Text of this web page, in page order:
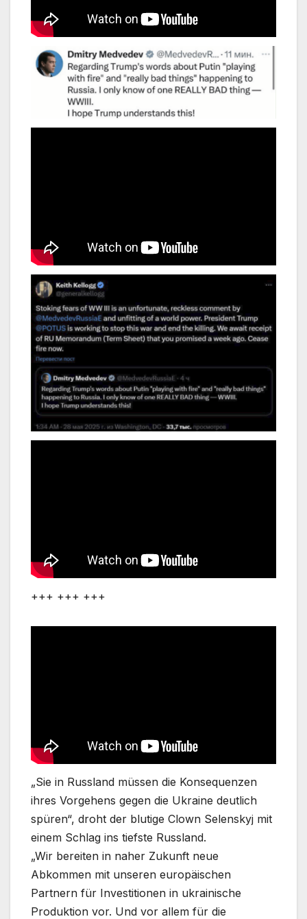
+++ +++ +++
„Sie in Russland müssen die Konsequenzen
ihres Vorgehens gegen die Ukraine deutlich
spüren“, droht der blutige Clown Selenskyj mit
einem Schlag ins tiefste Russland.
„Wir bereiten in naher Zukunft neue
Abkommen mit unseren europäischen
Partnern für Investitionen in ukrainische
Produktion vor. Und vor allem für die